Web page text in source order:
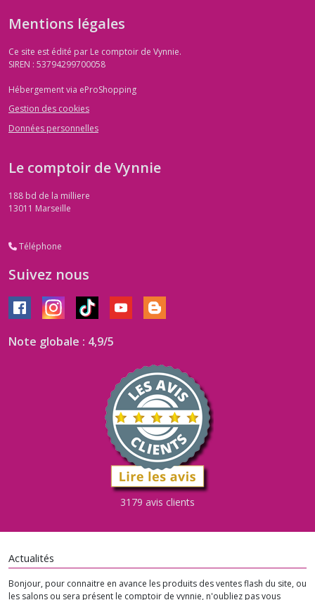
Mentions légales
Ce site est édité par Le comptoir de Vynnie.
SIREN : 53794299700058
Hébergement via eProShopping
Gestion des cookies
Données personnelles
Le comptoir de Vynnie
188 bd de la milliere
13011 Marseille
Téléphone
Suivez nous
Note globale : 4,9/5
3179 avis clients
Actualités
Bonjour, pour connaitre en avance les produits des ventes flash du site, ou
les salons ou sera présent le comptoir de vynnie, n'oubliez pas vous